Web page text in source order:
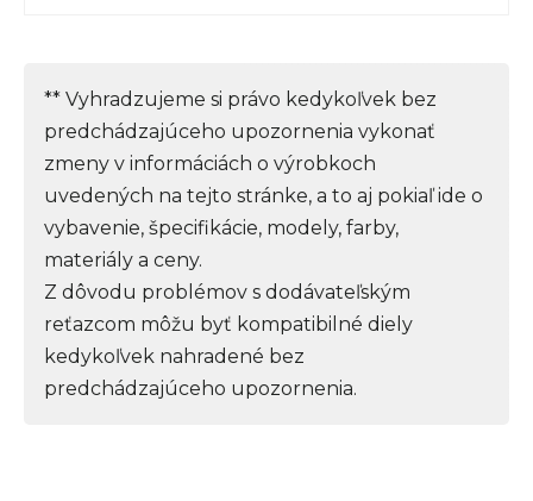
** Vyhradzujeme si právo kedykoľvek bez
predchádzajúceho upozornenia vykonať
zmeny v informáciách o výrobkoch
uvedených na tejto stránke, a to aj pokiaľ ide o
vybavenie, špecifikácie, modely, farby,
materiály a ceny.
Z dôvodu problémov s dodávateľským
reťazcom môžu byť kompatibilné diely
kedykoľvek nahradené bez
predchádzajúceho upozornenia.